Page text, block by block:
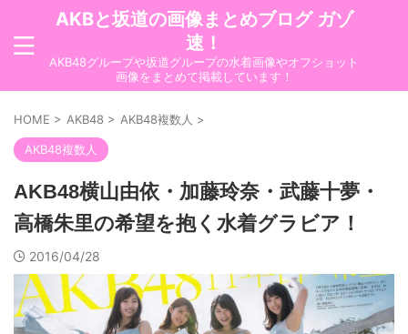
AKBと坂道の画像まとめブログ ガゾ
速！
AKB48グループや坂道グループの水着画像やオフショット
画像をまとめて掲載しています！
HOME > AKB48 > AKB48複数人 >
AKB48複数人
AKB48横山由依・加藤玲奈・武藤十夢・
高橋朱里の希望を抱く水着グラビア！
2016/04/28